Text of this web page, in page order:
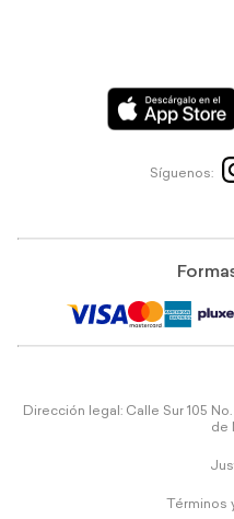
Síguenos:
Dirección legal: Calle Sur 105
de
Términos